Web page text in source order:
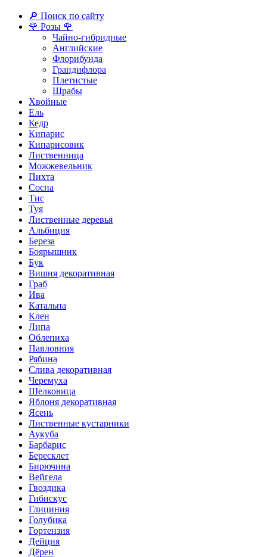
🔎 Поиск по сайту
🌹 Розы 🌹
Чайно-гибридные
Английские
Флорибунда
Грандифлора
Плетистые
Шрабы
Хвойные
Ель
Кедр
Кипарис
Кипарисовик
Лиственница
Можжевельник
Пихта
Сосна
Тис
Туя
Лиственные деревья
Альбиция
Береза
Боярышник
Бук
Вишня декоративная
Граб
Ива
Катальпа
Клен
Липа
Облепиха
Павловния
Рябина
Слива декоративная
Черемуха
Шелковица
Яблоня декоративная
Ясень
Лиственные кустарники
Аукуба
Барбарис
Бересклет
Бирючина
Вейгела
Гвоздика
Гибискус
Глициния
Голубика
Гортензия
Дейция
Дёрен